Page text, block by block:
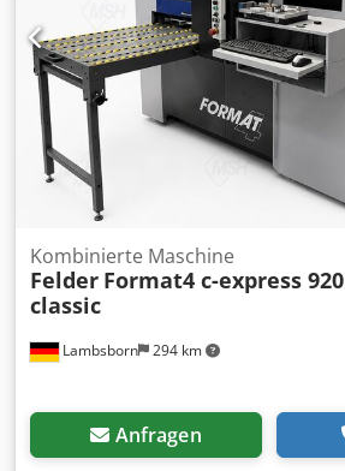
Lambsborn 294 km
Kombinierte Maschine
Felder Format4 c-express 920
classic
Anfragen